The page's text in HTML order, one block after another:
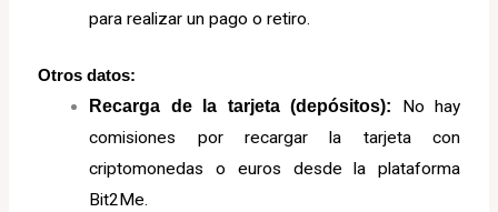
para realizar un pago o retiro.
Otros datos:
Recarga de la tarjeta (depósitos):
No hay
comisiones por recargar la tarjeta con
criptomonedas o euros desde la plataforma
Bit2Me.